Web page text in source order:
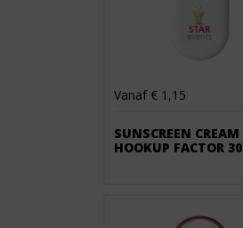
Vanaf € 1,15
SUNSCREEN CREAM
HOOKUP FACTOR 30